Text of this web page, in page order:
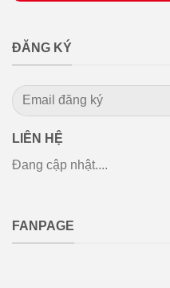
ĐĂNG KÝ
LIÊN HỆ
Đang cập nhật....
FANPAGE